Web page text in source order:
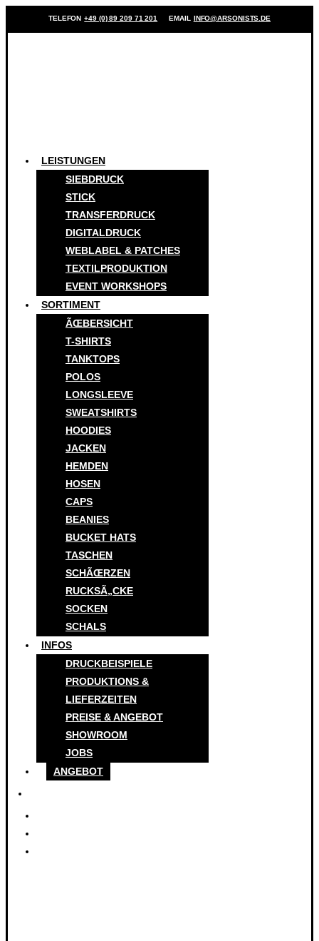
TELEFON +49 (0) 89 209 71 201 EMAIL INFO@ARSONISTS.DE
LEISTUNGEN
SIEBDRUCK
STICK
TRANSFERDRUCK
DIGITALDRUCK
WEBLABEL & PATCHES
TEXTILPRODUKTION
EVENT WORKSHOPS
SORTIMENT
ÃŒBERSICHT
T-SHIRTS
TANKTOPS
POLOS
LONGSLEEVE
SWEATSHIRTS
HOODIES
JACKEN
HEMDEN
HOSEN
CAPS
BEANIES
BUCKET HATS
TASCHEN
SCHÃŒRZEN
RUCKSÃ„CKE
SOCKEN
SCHALS
INFOS
DRUCKBEISPIELE
PRODUKTIONS &
LIEFERZEITEN
PREISE & ANGEBOT
SHOWROOM
JOBS
ANGEBOT